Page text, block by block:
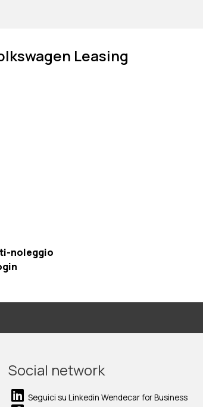
Leasing
noleggio
Social network
Seguici su Linkedin Wendecar for Business